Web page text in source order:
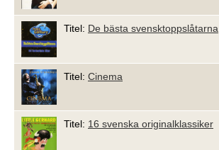
Titel: De bästa svensktoppslåtarna
Titel: Cinema
Titel: 16 svenska originalklassiker